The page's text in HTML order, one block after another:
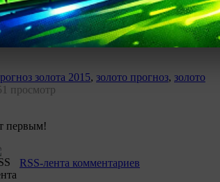
золота 2015, золото прогноз, золото
просмотр
первым!
RSS-лента комментариев